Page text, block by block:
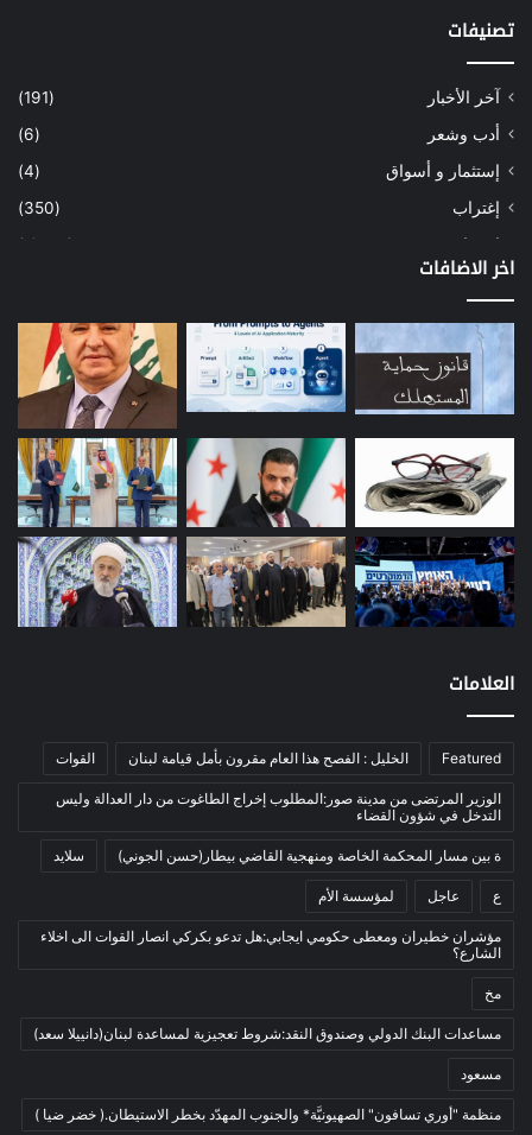
تصنيفات
آخر الأخبار
(191)
أدب وشعر
(6)
إستثمار و أسواق
(4)
إغتراب
(350)
إقتصاد
(1٬040)
إعمار
(3)
بيئة
(16)
دراسة
(24)
(12)
مصارف
(168)
معادن
(1)
موازنة
(4)
نفط
(91)
اتصالات
(26)
الرئيسية
العالم العربي
المحكمة الخاصة
بيئة
أدب وشعر
إعلام
بروفايل
في مثل هذا اليوم
(79)
اخر الاضافات
العلامات
Featured الخليل : الفصح هذا العام مقرون بأمل قيامة لبنان القوات
الوزير المرتضى من مدينة صور:المطلوب إخراج الطاغوت من دار العدالة وليس
التدخل في شؤون القضاء
ة بين مسار المحكمة الخاصة ومنهجية القاضي بيطار(حسن الجوني) سلايد
ع عاجل لمؤسسة الأم
مؤشران خطيران ومعطى حكومي ايجابي:هل تدعو بكركي انصار القوات الى اخلاء
الشارع؟
مخ
مساعدات البنك الدولي وصندوق النقد:شروط تعجيزية لمساعدة لبنان(دانييلا سعد)
مسعود
منظمة "أوري تسافون" الصهيونيَّة* والجنوب المهدّد بخطر الاستيطان.( خضر ضيا )